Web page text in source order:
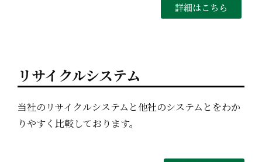
詳細はこちら
リサイクルシステム
当社のリサイクルシステムと他社のシステムとをわか
りやすく比較しております。